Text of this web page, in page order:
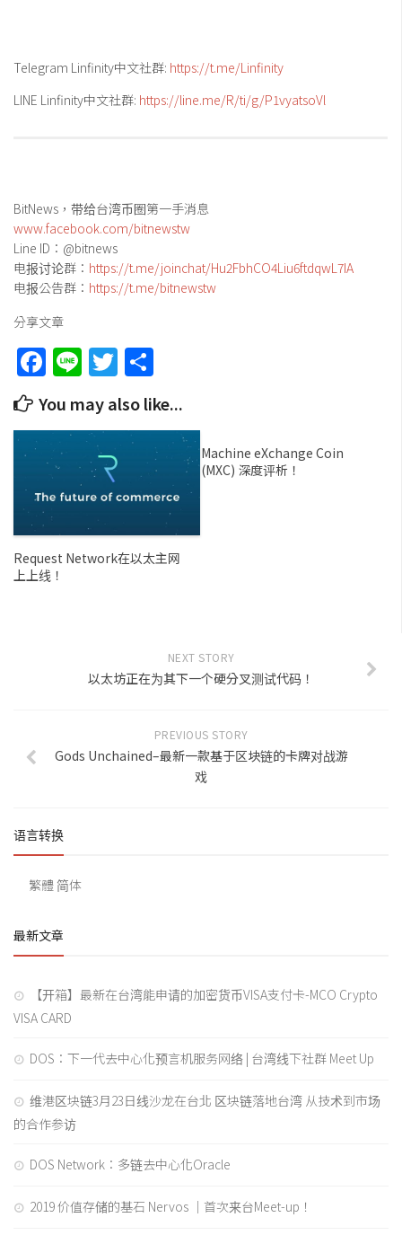
Telegram Linfinity中文社群: https://t.me/Linfinity
LINE Linfinity中文社群: https://line.me/R/ti/g/P1vyatsoVl
BitNews，带给台湾币圈第一手消息
www.facebook.com/bitnewstw
Line ID：@bitnews
电报讨论群： https://t.me/joinchat/Hu2FbhCO4Liu6ftdqwL7IA
电报公告群： https://t.me/bitnewstw
分享文章
Facebook
LineTwitter
You may also like...
Request Network在以太主网
上上线！
Machine eXchange Coin
(MXC) 深度评析！
NEXT STORY
以太坊正在为其下一个硬分叉测试代码！
PREVIOUS STORY
Gods Unchained–最新一款基于区块链的卡牌对战游
戏
语言转换
繁體 简体
最新文章
【开箱】最新在台湾能申请的加密货币VISA支付卡-MCO Crypto
VISA CARD
DOS：下一代去中心化预言机服务网络 | 台湾线下社群 Meet Up
维港区块链3月23日线沙龙在台北 区块链落地台湾 从技术到市场
的合作参访
DOS Network：多链去中心化Oracle
2019 价值存储的基石 Nervos ｜首次来台Meet-up！